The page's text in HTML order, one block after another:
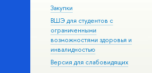
Закупки
ВШЭ для студентов с
ограниченными
возможностями здоровья и
инвалидностью
Версия для слабовидящих